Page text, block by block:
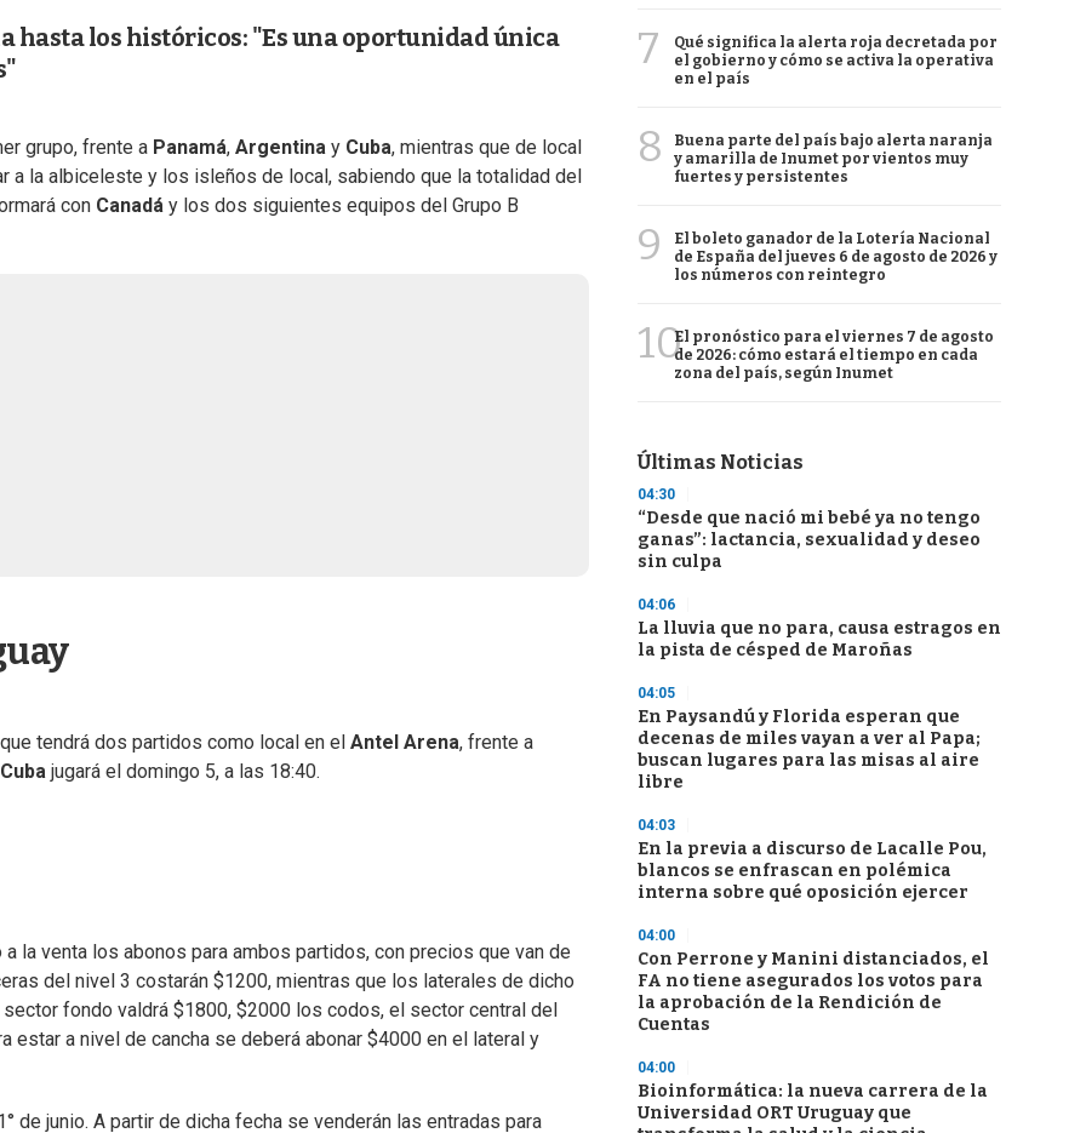
hasta los históricos: "Es una oportunidad única
grupo, frente a Panamá, Argentina y Cuba, mientras que de local
a la albiceleste y los isleños de local, sabiendo que la totalidad del
con Canadá y los dos siguientes equipos del Grupo B
tendrá dos partidos como local en el Antel Arena, frente a
Cuba jugará el domingo 5, a las 18:40.
a la venta los abonos para ambos partidos, con precios que van de
del nivel 3 costarán $1200, mientras que los laterales de dicho
fondo valdrá $1800, $2000 los codos, el sector central del
a nivel de cancha se deberá abonar $4000 en el lateral y
de junio. A partir de dicha fecha se venderán las entradas para
7
Qué significa la alerta roja decretada por
el gobierno y cómo se activa la operativa
en el país
8
Buena parte del país bajo alerta naranja
y amarilla de Inumet por vientos muy
fuertes y persistentes
9
El boleto ganador de la Lotería Nacional
de España del jueves 6 de agosto de 2026 y
los números con reintegro
10El pronóstico para el viernes 7 de agosto
de 2026: cómo estará el tiempo en cada
zona del país, según Inumet
Últimas Noticias
04:30
“Desde que nació mi bebé ya no tengo
ganas”: lactancia, sexualidad y deseo
sin culpa
04:06
La lluvia que no para, causa estragos en
la pista de césped de Maroñas
04:05
En Paysandú y Florida esperan que
decenas de miles vayan a ver al Papa;
buscan lugares para las misas al aire
libre
04:03
En la previa a discurso de Lacalle Pou,
blancos se enfrascan en polémica
interna sobre qué oposición ejercer
04:00
Con Perrone y Manini distanciados, el
FA no tiene asegurados los votos para
la aprobación de la Rendición de
Cuentas
04:00
Bioinformática: la nueva carrera de la
Universidad ORT Uruguay que